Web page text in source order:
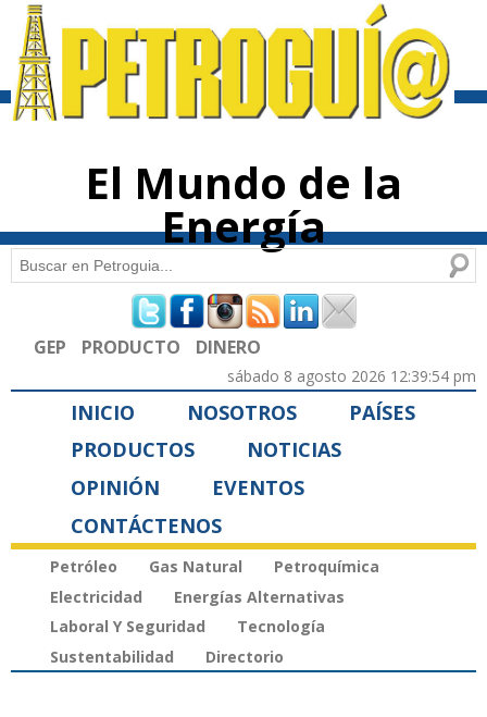
contenido
El Mundo de la
Energía
Formulario de búsqueda
Buscar
GEP PRODUCTO DINERO
sábado 8 agosto 2026 12:39:54 pm
INICIO NOSOTROS
PAÍSES
PRODUCTOS
NOTICIAS
OPINIÓN
EVENTOS
CONTÁCTENOS
Petróleo Gas Natural
Petroquímica
Electricidad
Energías Alternativas
Laboral Y Seguridad
Tecnología
Sustentabilidad
Directorio